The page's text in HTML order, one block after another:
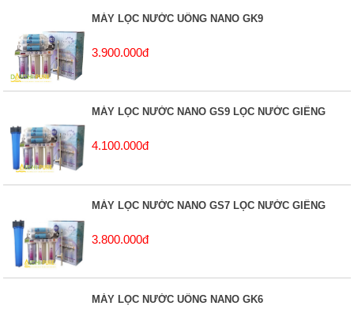
MÁY LỌC NƯỚC UỐNG NANO GK9
3.900.000đ
MÁY LỌC NƯỚC NANO GS9 LỌC NƯỚC GIẾNG
4.100.000đ
MÁY LỌC NƯỚC NANO GS7 LỌC NƯỚC GIẾNG
3.800.000đ
MÁY LỌC NƯỚC UỐNG NANO GK6